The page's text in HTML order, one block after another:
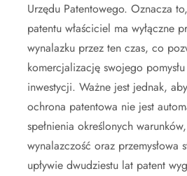
Urzędu Patentowego. Oznacza
patentu właściciel ma wyłączne
wynalazku przez ten czas, co
komercjalizację swojego
inwestycji. Ważne jest jednak,
ochrona patentowa nie jest
spełnienia określonych
wynalazczość oraz przemysłowa
upływie dwudziestu lat patent